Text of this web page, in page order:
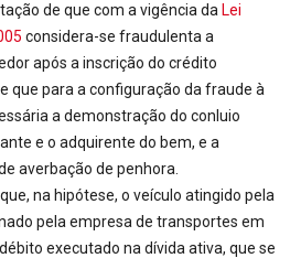
de que com a vigência da Lei
considera-se fraudulenta a
após a inscrição do crédito
que para a configuração da fraude à
a demonstração do conluio
e o adquirente do bem, e a
averbação de penhora.
na hipótese, o veículo atingido pela
pela empresa de transportes em
executado na dívida ativa, que se